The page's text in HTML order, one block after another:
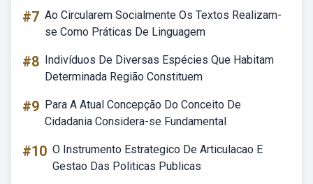
#7 Ao Circularem Socialmente Os Textos Realizam-
se Como Práticas De Linguagem
#8 Indivíduos De Diversas Espécies Que Habitam
Determinada Região Constituem
#9 Para A Atual Concepção Do Conceito De
Cidadania Considera-se Fundamental
#10 O Instrumento Estrategico De Articulacao E
Gestao Das Politicas Publicas